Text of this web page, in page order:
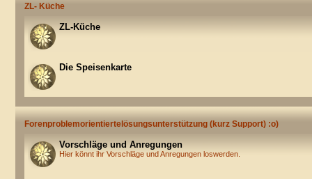
ZL- Küche
ZL-Küche
Die Speisenkarte
Forenproblemorientiertelösungsunterstützung (kurz Support) :o)
Vorschläge und Anregungen
Hier könnt ihr Vorschläge und Anregungen loswerden.